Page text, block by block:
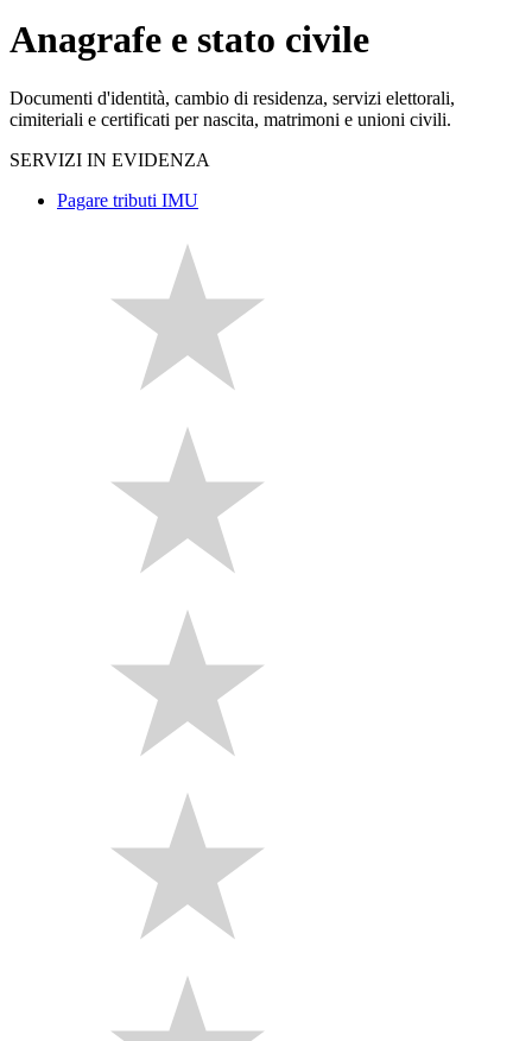
Anagrafe e stato civile
Documenti d'identità, cambio di residenza, servizi elettorali,
cimiteriali e certificati per nascita, matrimoni e unioni civili.
SERVIZI IN EVIDENZA
Pagare tributi IMU